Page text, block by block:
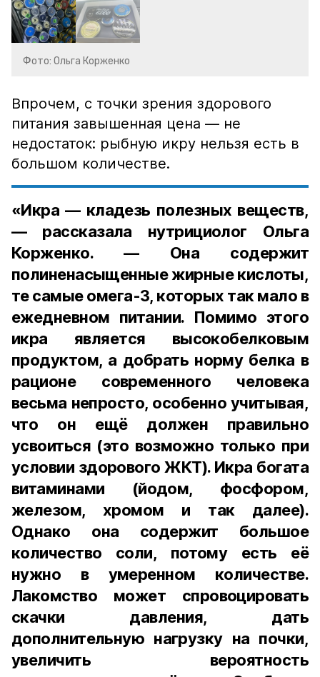
Фото: Ольга Корженко
Впрочем, с точки зрения здорового
питания завышенная цена — не
недостаток: рыбную икру нельзя есть в
большом количестве.
«Икра — кладезь полезных веществ,
— рассказала нутрициолог Ольга
Корженко. — Она содержит
полиненасыщенные жирные кислоты,
те самые омега-3, которых так мало в
ежедневном питании. Помимо этого
икра является высокобелковым
продуктом, а добрать норму белка в
рационе современного человека
весьма непросто, особенно учитывая,
что он ещё должен правильно
усвоиться (это возможно только при
условии здорового ЖКТ). Икра богата
витаминами (йодом, фосфором,
железом, хромом и так далее).
Однако она содержит большое
количество соли, потому есть её
нужно в умеренном количестве.
Лакомство может спровоцировать
скачки давления, дать
дополнительную нагрузку на почки,
увеличить вероятность